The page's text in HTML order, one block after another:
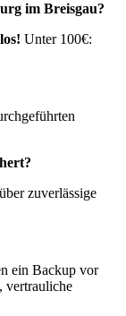
im Breisgau?
Unter 100€:
über zuverlässige
ein Backup vor
vertrauliche